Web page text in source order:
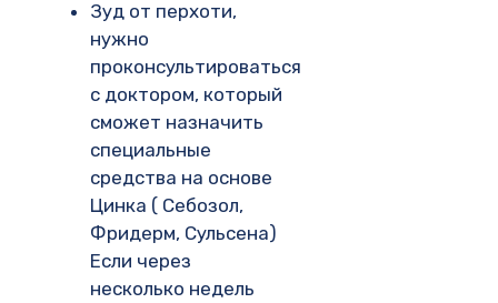
Зуд от перхоти,
нужно
проконсультироваться
с доктором, который
сможет назначить
специальные
средства на основе
Цинка ( Себозол,
Фридерм, Сульсена)
Если через
несколько недель